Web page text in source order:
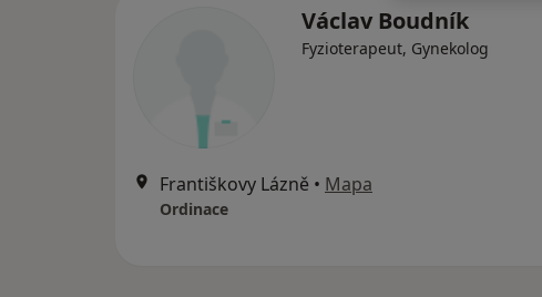
Václav Boudník
Fyzioterapeut, Gynekolog
Františkovy Lázně • Mapa
Ordinace